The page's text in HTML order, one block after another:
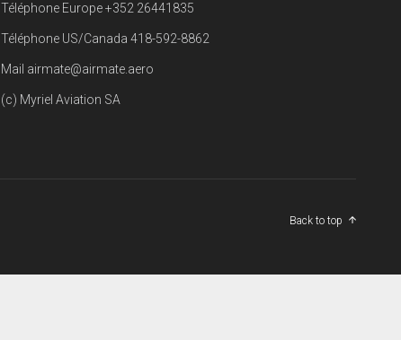
Téléphone Europe+352 26441835
Téléphone US/Canada418-592-8862
Mail airmate@airmate.aero
(c) Myriel Aviation SA
Back to top